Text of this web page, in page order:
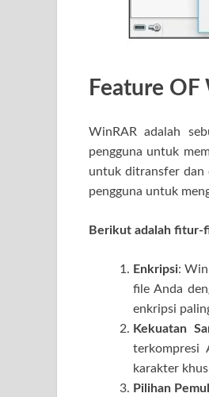
Feature OF
WinRAR adalah
pengguna untuk
untuk ditransfer dan
pengguna untuk
Berikut adalah fitur-
Enkripsi:
file Anda
enkripsi
Kekuatan
terkompresi
karakter
Pilihan